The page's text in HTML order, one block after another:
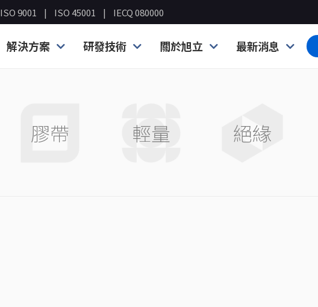
ISO 9001 ISO 45001 IECQ 080000
解決方案 研發技術 關於旭立 最新消息
膠帶 輕量 絕緣